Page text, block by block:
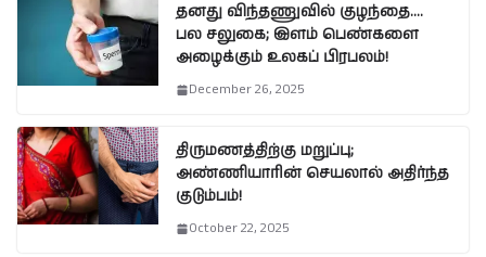
தனது விந்தணுவில் குழந்தை….
பல சலுகை; இளம் பெண்களை
அழைக்கும் உலகப் பிரபலம்!
December 26, 2025
திருமணத்திற்கு மறுப்பு;
அண்ணியாரின் செயலால் அதிர்ந்த
குடும்பம்!
October 22, 2025